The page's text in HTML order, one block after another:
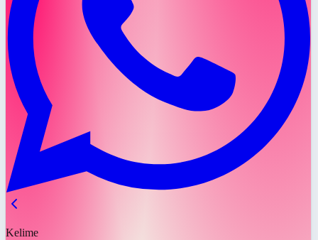
Kelime